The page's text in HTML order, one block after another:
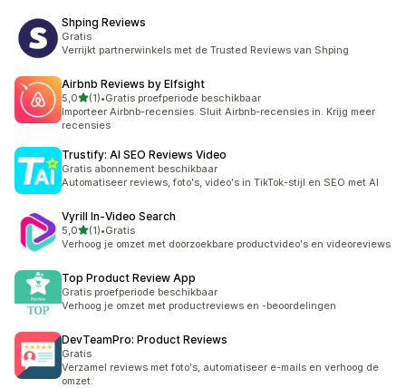
Shping Reviews
Gratis
Verrijkt partnerwinkels met de Trusted Reviews van Shping
Airbnb Reviews by Elfsight
5,0van 5 sterren
(1)
1 recensies in totaal
•Gratis proefperiode beschikbaar
Importeer Airbnb-recensies. Sluit Airbnb-recensies in. Krijg meer
recensies
Trustify: AI SEO Reviews Video
Gratis abonnement beschikbaar
Automatiseer reviews, foto's, video's in TikTok-stijl en SEO met AI
Vyrill In‑Video Search
5,0van 5 sterren
(1)
1 recensies in totaal
•Gratis
Verhoog je omzet met doorzoekbare productvideo's en videoreviews
Top Product Review App
Gratis proefperiode beschikbaar
Verhoog je omzet met productreviews en -beoordelingen
DevTeamPro: Product Reviews
Gratis
Verzamel reviews met foto's, automatiseer e-mails en verhoog de
omzet.